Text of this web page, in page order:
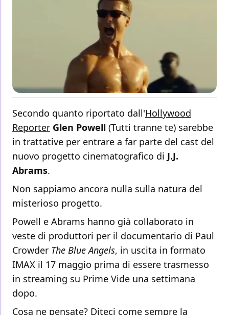
Secondo quanto riportato dall'Hollywood
Reporter Glen Powell (Tutti tranne te) sarebbe
in trattative per entrare a far parte del cast del
nuovo progetto cinematografico di J.J.
Abrams.
Non sappiamo ancora nulla sulla natura del
misterioso progetto.
Powell e Abrams hanno già collaborato in
veste di produttori per il documentario di Paul
Crowder The Blue Angels, in uscita in formato
IMAX il 17 maggio prima di essere trasmesso
in streaming su Prime Vide una settimana
dopo.
Cosa ne pensate? Diteci come sempre la